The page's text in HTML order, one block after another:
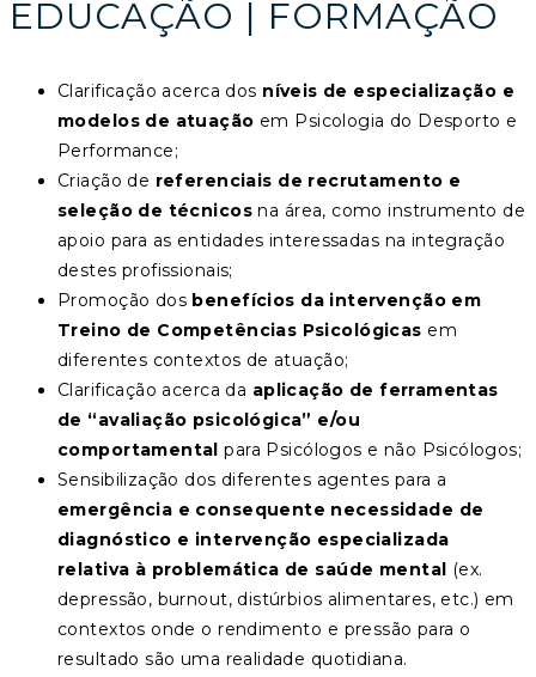
EDUCAÇÃO | FORMAÇÃO
Clarificação acerca dos níveis de especialização e
modelos de atuação em Psicologia do Desporto e
Performance;
Criação de referenciais de recrutamento e
seleção de técnicosna área, como instrumento de
apoio para as entidades interessadas na integração
destes profissionais;
Promoção dos benefícios da intervenção em
Treino de Competências Psicológicas em
diferentes contextos de atuação;
Clarificação acerca da aplicação de ferramentas
de “avaliação psicológica” e/ou
comportamentalpara Psicólogos e não Psicólogos;
Sensibilização dos diferentes agentes para a
emergência e consequente necessidade de
diagnóstico e intervenção especializada
relativa à problemática de saúde mental (ex.
depressão, burnout, distúrbios alimentares, etc.) em
contextos onde o rendimento e pressão para o
resultado são uma realidade quotidiana.